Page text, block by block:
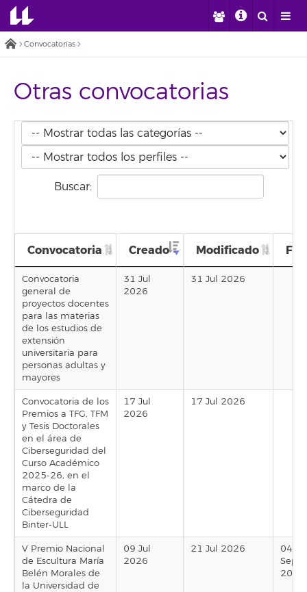
Convocatorias
Otras convocatorias
Buscar:
Convocatoria Creado Modificado Fin
Convocatoria
general de
proyectos docentes
para las materias
de los estudios de
extensión
universitaria para
personas adultas y
mayores
31 Jul
2026
31 Jul 2026
Convocatoria de los
Premios a TFG, TFM
y Tesis Doctorales
en el área de
Ciberseguridad del
Curso Académico
2025-26, en el
marco de la
Cátedra de
Ciberseguridad
Binter-ULL
17 Jul
2026
17 Jul 2026
V Premio Nacional
de Escultura María
Belén Morales de
la Universidad de
09 Jul
2026
21 Jul 2026
04
Sep
2026